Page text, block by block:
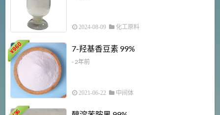
2024-08-09 化工原料
¥
960 7-羟基香豆素 99%
- 2年前
2021-06-22 中间体
36